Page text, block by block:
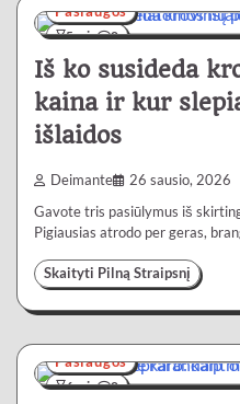
5 min 0
Paslaugos
Iš ko susideda
kaina ir kur
išlaidos
Deimante 26 sausio, 2026
Gavote tris pasiūlymus iš
Pigiausias atrodo per geras,
Skaityti Pilną Straipsnį
6 min 0
Paslaugos